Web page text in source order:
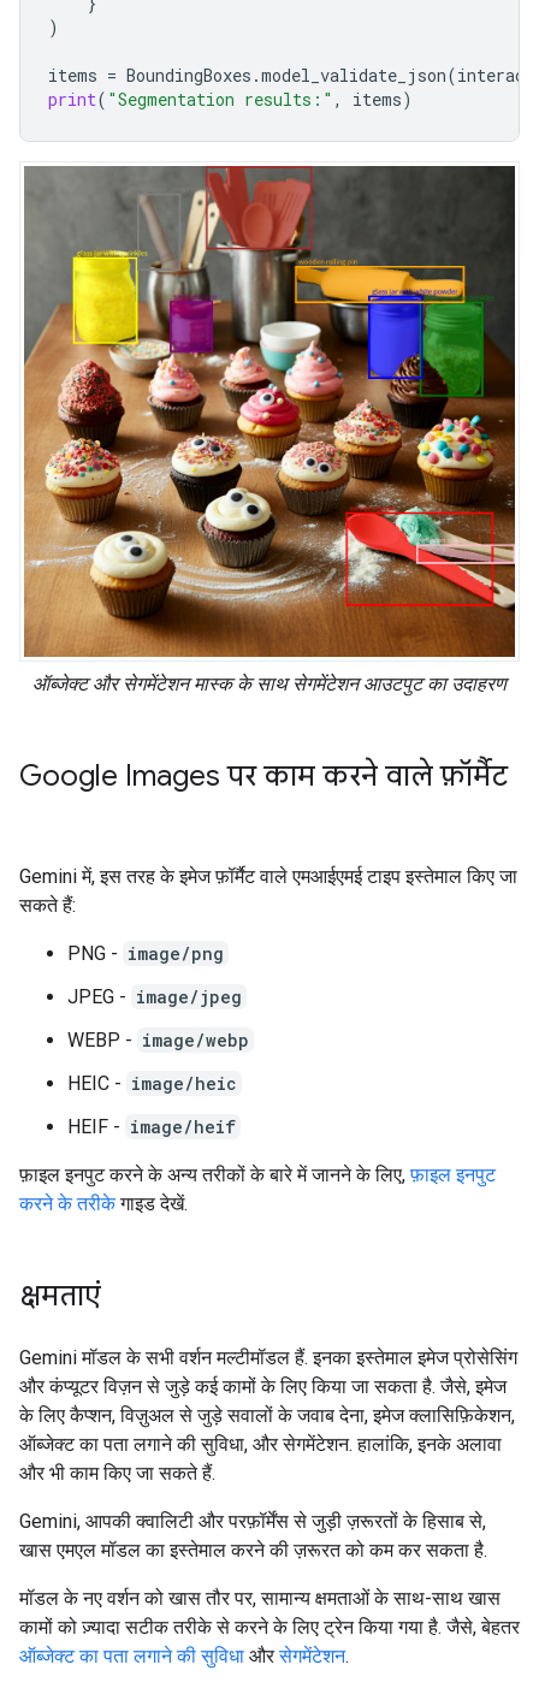
)
items = BoundingBoxes .model_validate_json(
print( "Segmentation results:" , items)
ऑब्जेक्ट और सेगमेंटेशन मास्क के साथ सेगमेंटेशन आउटपुट का उदाहरण
Google Images पर काम करने वाले फ़ॉर्मैट
Gemini में, इस तरह के इमेज फ़ॉर्मैट वाले एमआईएमई टाइप इस्तेमाल किए जा
सकते हैं:
PNG - image/png
JPEG - image/jpeg
WEBP - image/webp
HEIC - image/heic
HEIF - image/heif
फ़ाइल इनपुट करने के अन्य तरीकों के बारे में जानने के लिए,फ़ाइल इनपुट
करने के तरीकेगाइड देखें.
क्षमताएं
Gemini मॉडल के सभी वर्शन मल्टीमॉडल हैं. इनका इस्तेमाल इमेज प्रोसेसिंग
और कंप्यूटर विज़न से जुड़े कई कामों के लिए किया जा सकता है. जैसे, इमेज
के लिए कैप्शन, विज़ुअल से जुड़े सवालों के जवाब देना, इमेज क्लासिफ़िकेशन,
ऑब्जेक्ट का पता लगाने की सुविधा, और सेगमेंटेशन. हालांकि, इनके अलावा
और भी काम किए जा सकते हैं.
Gemini, आपकी क्वालिटी और परफ़ॉर्मेंस से जुड़ी ज़रूरतों के हिसाब से,
खास एमएल मॉडल का इस्तेमाल करने की ज़रूरत को कम कर सकता है.
मॉडल के नए वर्शन को खास तौर पर, सामान्य क्षमताओं के साथ-साथ खास
कामों को ज़्यादा सटीक तरीके से करने के लिए ट्रेन किया गया है. जैसे, बेहतर
ऑब्जेक्ट का पता लगाने की सुविधा औरसेगमेंटेशन.